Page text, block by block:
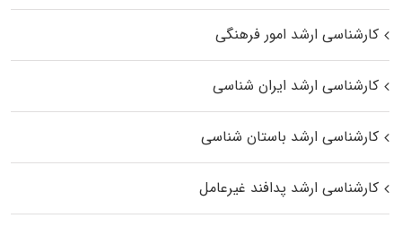
کارشناسی ارشد امور فرهنگی
کارشناسی ارشد ایران شناسی
کارشناسی ارشد باستان شناسی
کارشناسی ارشد پدافند غیرعامل